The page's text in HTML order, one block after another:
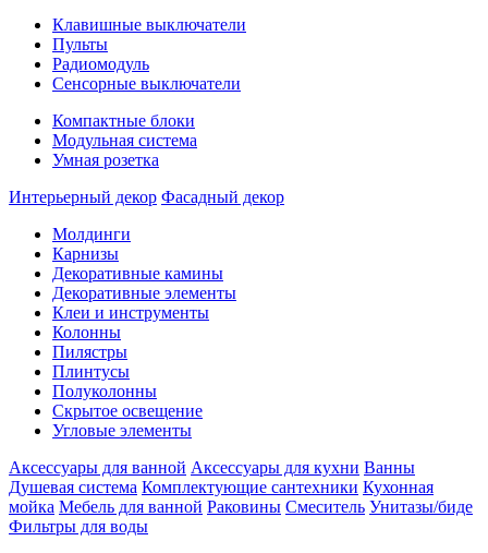
Клавишные выключатели
Пульты
Радиомодуль
Сенсорные выключатели
Компактные блоки
Модульная система
Умная розетка
Интерьерный декор Фасадный декор
Молдинги
Карнизы
Декоративные камины
Декоративные элементы
Клеи и инструменты
Колонны
Пилястры
Плинтусы
Полуколонны
Скрытое освещение
Угловые элементы
Аксессуары для ванной Аксессуары для кухни Ванны
Душевая система Комплектующие сантехники Кухонная
мойка Мебель для ванной Раковины Смеситель Унитазы/биде
Фильтры для воды